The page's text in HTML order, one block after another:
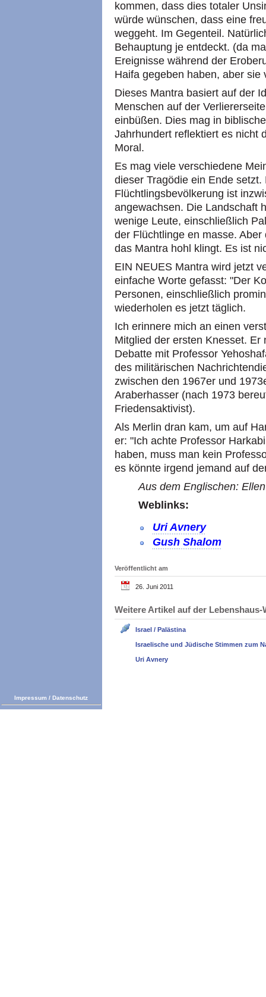
kommen, dass dies totaler
würde wünschen, dass eine
weggeht. Im Gegenteil.
Behauptung je entdeckt. (da
Ereignisse während der
Haifa gegeben haben, aber
Dieses Mantra basiert auf der
Menschen auf der
einbüßen. Dies mag in
Jahrhundert reflektiert es nicht
Moral.
Es mag viele verschiedene
dieser Tragödie ein Ende
Flüchtlingsbevölkerung ist
angewachsen. Die Landschaft
wenige Leute, einschließlich
der Flüchtlinge en masse.
das Mantra hohl klingt. Es ist
EIN NEUES Mantra wird jetzt
einfache Worte gefasst: "Der
Personen, einschließlich
wiederholen es jetzt täglich.
Ich erinnere mich an einen
Mitglied der ersten Knesset.
Debatte mit Professor
des militärischen
zwischen den 1967er und
Araberhasser (nach 1973
Friedensaktivist).
Als Merlin dran kam, um auf
er: "Ich achte Professor
haben, muss man kein
es könnte irgend jemand auf
Aus dem Englischen:
Weblinks:
Uri Avnery
Gush Shalom
Veröffentlicht am
26. Juni 2011
Weitere Artikel auf der
Israel / Palästina
Israelische und Jüdische Stimmen zum
Uri Avnery
Impressum / Datenschutz